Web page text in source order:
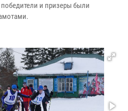
и призеры были